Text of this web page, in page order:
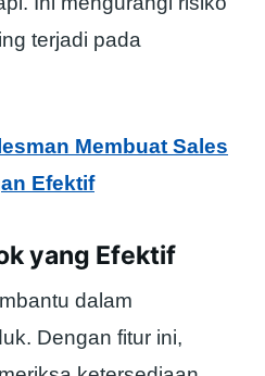
terjadi pada
Membuat Sales
Efektif
yang Efektif
dalam
Dengan fitur ini,